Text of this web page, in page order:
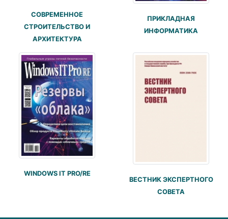
СОВРЕМЕННОЕ
СТРОИТЕЛЬСТВО И
АРХИТЕКТУРА
ПРИКЛАДНАЯ
ИНФОРМАТИКА
WINDOWS IT PRO/RE
ВЕСТНИК ЭКСПЕРТНОГО
СОВЕТА